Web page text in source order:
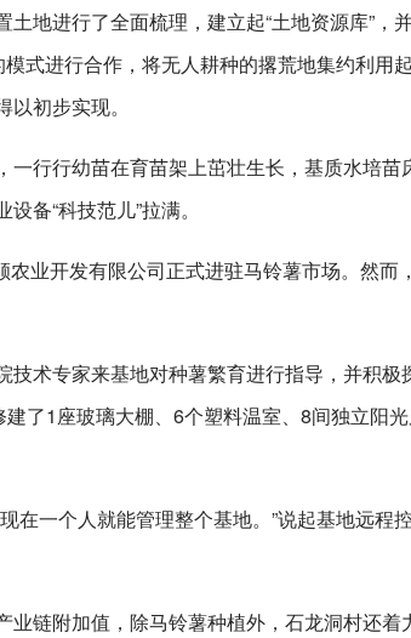
地进行了全面梳理，建立起“土地资源库”，
式进行合作，将无人耕种的撂荒地集约利用
初步实现。
行行幼苗在育苗架上茁壮生长，基质水培苗
备“科技范儿”拉满。
农业开发有限公司正式进驻马铃薯市场。然而
术专家来基地对种薯繁育进行指导，并积极
了1座玻璃大棚、6个塑料温室、8间独立阳
在一个人就能管理整个基地。”说起基地远程
链附加值，除马铃薯种植外，石龙洞村还着